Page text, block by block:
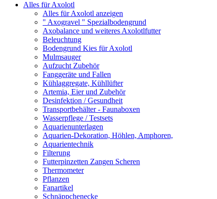
Alles für Axolotl
Alles für Axolotl anzeigen
" Axogravel " Spezialbodengrund
Axobalance und weiteres Axolotlfutter
Beleuchtung
Bodengrund Kies für Axolotl
Mulmsauger
Aufzucht Zubehör
Fanggeräte und Fallen
Kühlaggregate, Kühllüfter
Artemia, Eier und Zubehör
Desinfektion / Gesundheit
Transportbehälter - Faunaboxen
Wasserpflege / Testsets
Aquarienunterlagen
Aquarien-Dekoration, Höhlen, Amphoren,
Aquarientechnik
Filterung
Futterpinzetten Zangen Scheren
Thermometer
Pflanzen
Fanartikel
Schnäppchenecke